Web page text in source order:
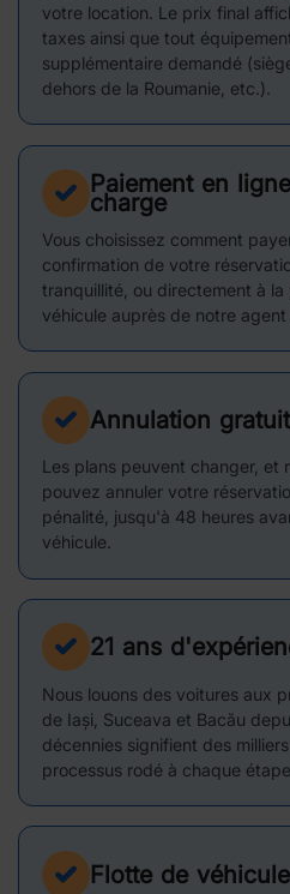
votre location. Le prix final
taxes ainsi que tout
supplémentaire demandé
dehors de la Roumanie, etc.).
Paiement en
charge
Vous choisissez comment
confirmation de votre
tranquillité, ou directement à
véhicule auprès de notre
Annulation
Les plans peuvent changer, et
pouvez annuler votre
pénalité, jusqu'à 48 heures
véhicule.
21 ans
Nous louons des voitures aux
de Iași, Suceava et Bacău
décennies signifient des
processus rodé à chaque
Flotte de